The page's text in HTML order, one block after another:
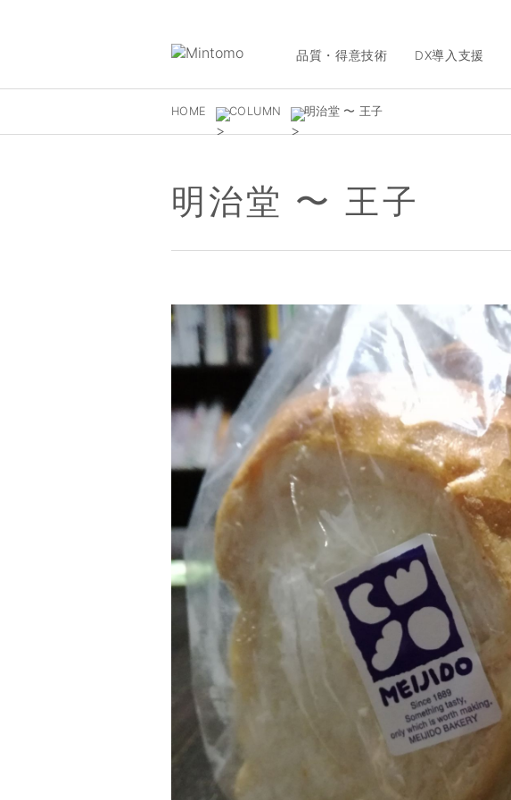
品質・得意技術 DX導入支援
HOME COLUMN 明治堂 〜 王子
明治堂 〜 王子